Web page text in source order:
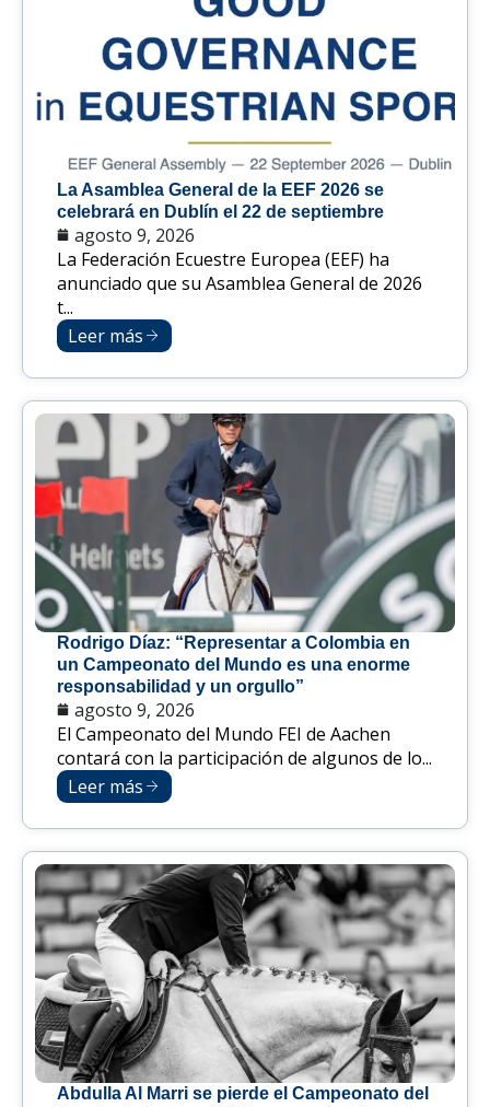
La Asamblea General de la EEF 2026 se
celebrará en Dublín el 22 de septiembre
agosto 9, 2026
La Federación Ecuestre Europea (EEF) ha
anunciado que su Asamblea General de 2026
t...
Leer más
Rodrigo Díaz: “Representar a Colombia en
un Campeonato del Mundo es una enorme
responsabilidad y un orgullo”
agosto 9, 2026
El Campeonato del Mundo FEI de Aachen
contará con la participación de algunos de lo...
Leer más
Abdulla Al Marri se pierde el Campeonato del